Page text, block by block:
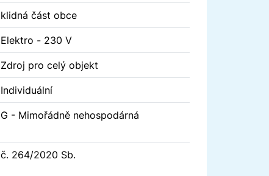
klidná část obce
Elektro - 230 V
Zdroj pro celý objekt
Individuální
G - Mimořádně nehospodárná
č. 264/2020 Sb.